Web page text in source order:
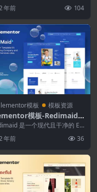
女...
年前 104
模板 模板资源
模板-Redimaid–
和女佣服务机构Elemen
板套件
是一个现代且干净的 El
模板工具包，非常适合
年前 36